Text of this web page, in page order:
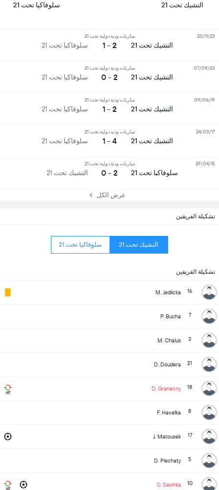
تشكيلة الفريقين
التشيك تحت 21 سلوفاكيا تحت 21
تشكيلة الفريقين
16
M. Jedlicka
7
P. Bucha
3
M. Chalus
21
D. Doudera
18
D. Granecny
68'
8
F. Havelka
17
J. Matousek
5
D. Plechaty
10
O. Sasinka
68'
التشيك تحت 21 سلوفاكيا تحت 21
التشيك تحت 21
مباريات ودية دولية تحت 21
2 - 1 سلوفاكيا تحت 21
20/11/23
التشيك تحت 21
مباريات ودية دولية تحت 21
2 - 0 سلوفاكيا تحت 21
07/09/23
التشيك تحت 21
مباريات ودية دولية تحت 21
2 - 1 سلوفاكيا تحت 21
09/06/19
التشيك تحت 21
مباريات ودية دولية تحت 21
4 - 1 سلوفاكيا تحت 21
24/03/17
سلوفاكيا تحت 21
مباريات ودية دولية تحت 21
2 - 0 التشيك تحت 21
29/04/15
عرض الكل